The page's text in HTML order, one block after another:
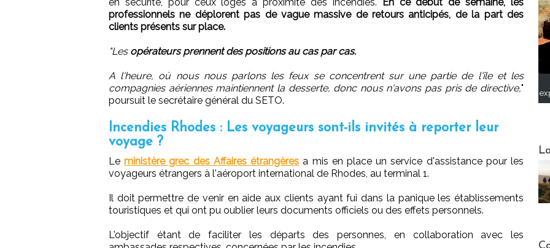
professionnels ne déplorent pas de vague massive de retours anticipés, de la part des
clients présents sur place.
"Les opérateurs prennent des positions au cas par cas.
A l'heure, où nous nous parlons les feux se concentrent sur une partie de l'île et les
compagnies aériennes maintiennent la desserte, donc nous n'avons pas pris de directive,"
poursuit le secrétaire général du SETO.
Incendies Rhodes : Les voyageurs sont-ils invités à reporter leur
voyage ?
Leministère grec des Affaires étrangères a mis en place un service d'assistance pour les
voyageurs étrangers à l'aéroport international de Rhodes, au terminal 1.
Il doit permettre de venir en aide aux clients ayant fui dans la panique les établissements
touristiques et qui ont pu oublier leurs documents officiels ou des effets personnels.
L'objectif étant de faciliter les départs des personnes, en collaboration avec les